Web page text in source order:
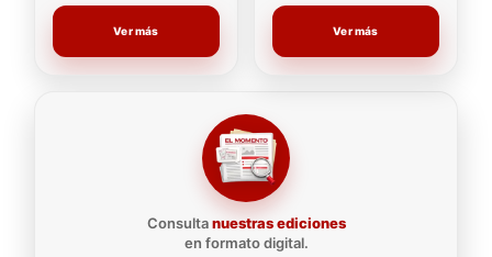
Ver más
Consultanuestras ediciones
en formato digital.
Ver más